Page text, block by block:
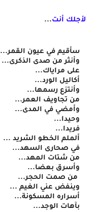
لأجلك أنت...
سأقيم في عيون القمر...
وأنثر من صدى الذكرى...
على مراياك...
أكاليل الورد...
وأنتزع رسمها...
من تجاويف العمر...
وأمضي في المدى...
وحيدا...
فريدا...
ألملم الخطو الشريد ...
في صحارى السهد...
من شتات المهد...
وأسرق بعضا...
وينفض عني الغيم ...
أسراره المسكونة...
بآهات الوجد...